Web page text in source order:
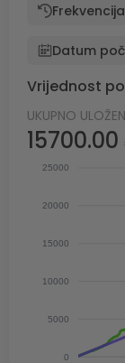
Datum
Vrijednost
UKUPNO
15700.00
25000
20000
15000
10000
5000
0